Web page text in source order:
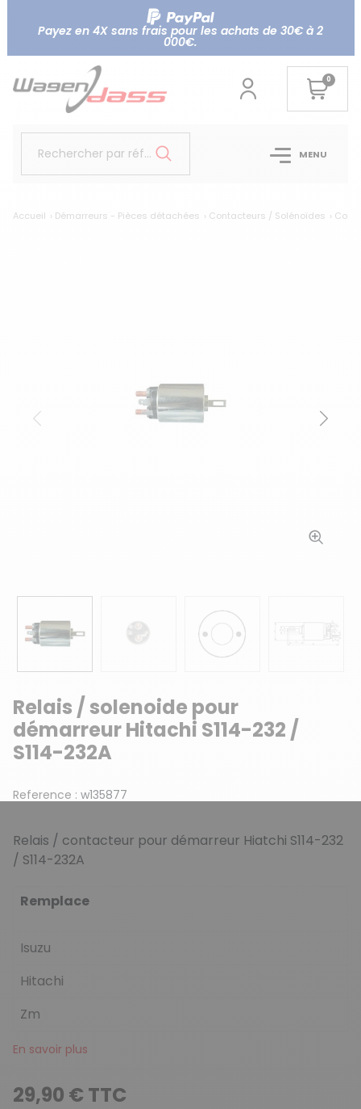
Payez en 4X sans frais pour les achats de 30€ à 2
000€.
0
Rechercher par référence... MENU
Accueil Démarreurs - Pièces détachées Contacteurs / Solénoïdes
Précédent
Relais / solenoide pour
démarreur Hitachi S114-232 /
S114-232A
Reference : w135877
Relais / contacteur pour démarreur Hiatchi S114-232
/ S114-232A
Remplace
Isuzu
Hitachi
Zm
En savoir plus
29,90 € TTC